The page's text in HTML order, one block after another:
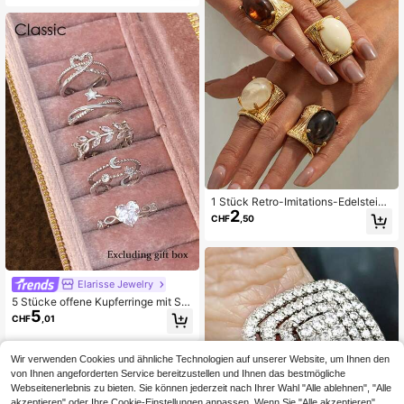
tag, Feiertage und Anlässe, ein über
raschendes Geschenk für die Freun
din
Elarisse Jewelry
5 Stücke offene Kupferringe mit Ste
rn, Mond und Herz aus kubischem
Zirkonia, geeignet für Frauen für Pa
rty und Hochzeit (Geschenkbox nic
CHF5 ,01
1 Stück Retro-Imitations-Edelstein-
Breitring - Schwerer Luxus-geprägt
er Harz-Streifenring
CHF2 ,50
Wir verwenden Cookies und ähnliche Technologien auf unserer Website, um Ihnen den
von Ihnen angeforderten Service bereitzustellen und Ihnen das bestmögliche
Webseitenerlebnis zu bieten. Sie können jederzeit nach Ihrer Wahl "Alle ablehnen", "Alle